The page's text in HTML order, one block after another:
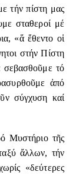
τήν πίστη μας
σταθεροί μέ
«ἅ ἔθεντο οἱ
στήν Πίστη
σεβασθοῦμε τό
ἀπό
σύγχυση καί
Μυστήριο τῆς
ἄλλων, τήν
«δεύτερες